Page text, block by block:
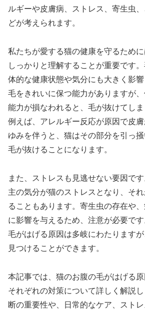
ルギーや皮膚病、ストレス、寄生虫
どが考えられます。
私たちが愛する猫の健康を守るため
しっかりと理解することが重要です
体的な健康状態や気分にも大きく影
毛をきれいに保つ能力がありますが
能力が損なわれると、毛が抜けてしま
例えば、アレルギー反応が原因で皮
ゆみを伴うと、猫はその部分を引っ
毛が抜けることになります。
また、ストレスも見逃せない要因で
主の気分が猫のストレスとなり、そ
ることもあります。寄生虫の存在や
に影響を与えるため、注意が必要で
毛がはげる原因は多岐にわたります
見つけることができます。
本記事では、猫のお腹の毛がはげる原
それぞれの対策について詳しく解説
断の重要性や、日常的なケア、スト